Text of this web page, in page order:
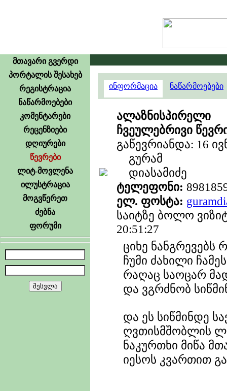
მთავარი გვერდი
პორტალის შესახებ
რეგისტრაცია
ნაწარმოებები
კომენტარები
რეცენზიები
დღიურები
წევრები
ლიტ-მოვლენა
ილუსტრაცია
მოგვწერეთ
ძებნა
ფორუმი
ინფორმაცია ნაწარმოებები
ალაზნისპირელი
ჩვეულებრივი
გაწევრიანდა: 16
გურამ
დიასამიძე
ტელეფონი:
ელ. ფოსტა:
საიტზე ბოლო
20:51:27
ციხე ნანგრევებს
ჩუმი ძახილი
რაღაც საოცარ
და ვგრძნობ
და ეს სიწმინდე
ღვთისმშობლის
ნაკურთხი მიწა
იესოს კვართით